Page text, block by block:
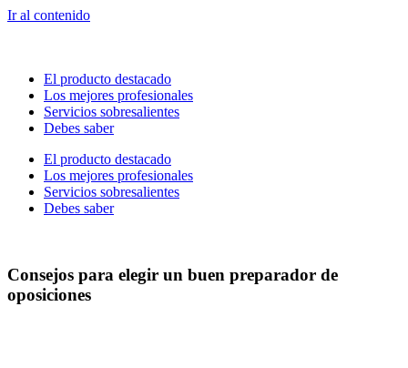
Ir al contenido
El producto destacado
Los mejores profesionales
Servicios sobresalientes
Debes saber
El producto destacado
Los mejores profesionales
Servicios sobresalientes
Debes saber
Consejos para elegir un buen preparador de
oposiciones